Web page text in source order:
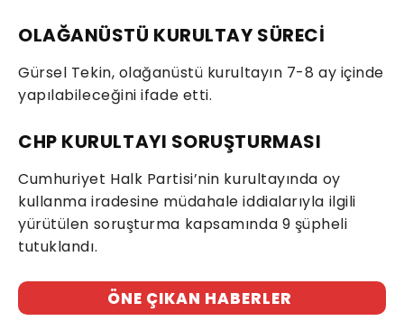
OLAĞANÜSTÜ KURULTAY SÜRECİ
Gürsel Tekin, olağanüstü kurultayın 7-8 ay içinde
yapılabileceğini ifade etti.
CHP KURULTAYI SORUŞTURMASI
Cumhuriyet Halk Partisi’nin kurultayında oy
kullanma iradesine müdahale iddialarıyla ilgili
yürütülen soruşturma kapsamında 9 şüpheli
tutuklandı.
ÖNE ÇIKAN HABERLER